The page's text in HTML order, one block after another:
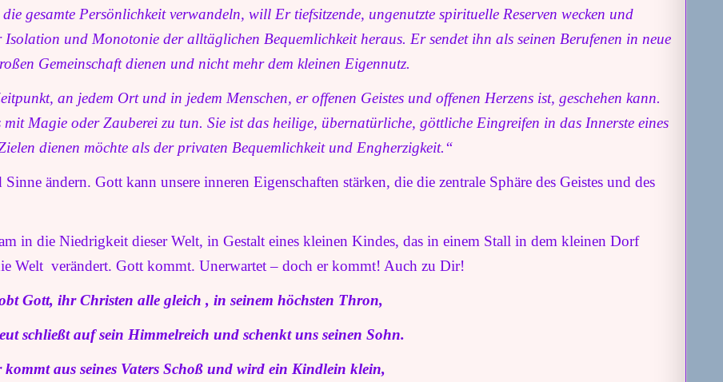
gesamte Persönlichkeit verwandeln, will Er tiefsitzende, ungenutzte spirituelle Reserven wecken und
und Monotonie der alltäglichen Bequemlichkeit heraus. Er sendet ihn als seinen Berufenen in neue
Gemeinschaft dienen und nicht mehr dem kleinen Eigennutz.
an jedem Ort und in jedem Menschen, er offenen Geistes und offenen Herzens ist, geschehen kann.
Magie oder Zauberei zu tun. Sie ist das heilige, übernatürliche, göttliche Eingreifen in das Innerste eines
dienen möchte als der privaten Bequemlichkeit und Engherzigkeit.“
ändern. Gott kann unsere inneren Eigenschaften stärken, die die zentrale Sphäre des Geistes und des
in die Niedrigkeit dieser Welt, in Gestalt eines kleinen Kindes, das in einem Stall in dem kleinen Dorf
Welt verändert. Gott kommt. Unerwartet – doch er kommt! Auch zu Dir!
Gott, ihr Christen alle gleich , in seinem höchsten Thron,
schließt auf sein Himmelreich und schenkt uns seinen Sohn.
kommt aus seines Vaters Schoß und wird ein Kindlein klein,